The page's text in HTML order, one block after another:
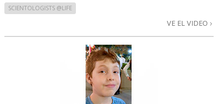
SCIENTOLOGISTS @LIFE
VE EL VIDEO